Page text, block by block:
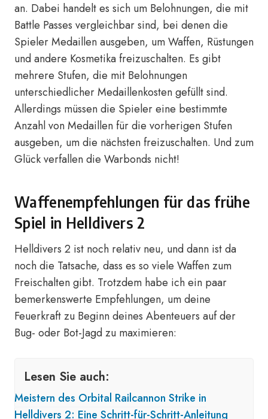
an. Dabei handelt es sich um Belohnungen, die mit
Battle Passes vergleichbar sind, bei denen die
Spieler Medaillen ausgeben, um Waffen, Rüstungen
und andere Kosmetika freizuschalten. Es gibt
mehrere Stufen, die mit Belohnungen
unterschiedlicher Medaillenkosten gefüllt sind.
Allerdings müssen die Spieler eine bestimmte
Anzahl von Medaillen für die vorherigen Stufen
ausgeben, um die nächsten freizuschalten. Und zum
Glück verfallen die Warbonds nicht!
Waffenempfehlungen für das frühe
Spiel in Helldivers 2
Helldivers 2 ist noch relativ neu, und dann ist da
noch die Tatsache, dass es so viele Waffen zum
Freischalten gibt. Trotzdem habe ich ein paar
bemerkenswerte Empfehlungen, um deine
Feuerkraft zu Beginn deines Abenteuers auf der
Bug- oder Bot-Jagd zu maximieren:
Lesen Sie auch:
Meistern des Orbital Railcannon Strike in
Helldivers 2: Eine Schritt-für-Schritt-Anleitung